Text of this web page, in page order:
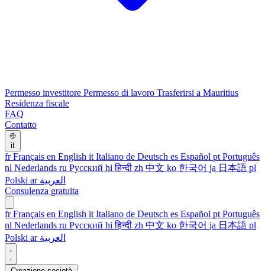
Permesso investitore Permesso di lavoro Trasferirsi a Mauritius
Residenza fiscale
FAQ
Contatto
it
frFrançais en English it Italiano de Deutsch es Español pt Português
nl Nederlands ru Русский hi हिन्दी zh 中文 ko 한국어 ja 日本語 pl
Polski ar العربية
Consulenza gratuita
frFrançais en English it Italiano de Deutsch es Español pt Português
nl Nederlands ru Русский hi हिन्दी zh 中文 ko 한국어 ja 日本語 pl
Polski ar العربية